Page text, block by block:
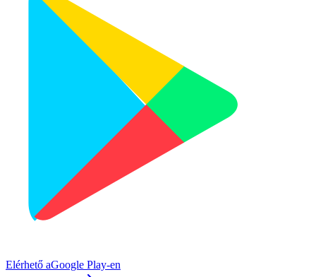
Elérhető aGoogle Play-en